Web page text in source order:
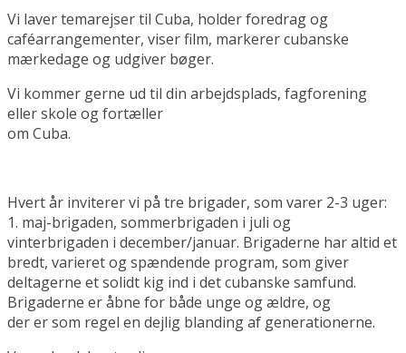
Vi laver temarejser til Cuba, holder foredrag og
caféarrangementer, viser film, markerer cubanske
mærkedage og udgiver bøger.
Vi kommer gerne ud til din arbejdsplads, fagforening
eller skole og fortæller
om Cuba.
Hvert år inviterer vi på tre brigader, som varer 2-3 uger:
1. maj-brigaden, sommerbrigaden i juli og
vinterbrigaden i december/januar. Brigaderne har altid et
bredt, varieret og spændende program, som giver
deltagerne et solidt kig ind i det cubanske samfund.
Brigaderne er åbne for både unge og ældre, og
der er som regel en dejlig blanding af generationerne.